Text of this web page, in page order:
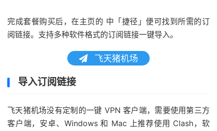
完成套餐购买后，在主页的 中「捷径」便可找到所需的订
阅链接。支持多种软件格式的订阅链接一键导入。
飞天猪机场
导入订阅链接
飞天猪机场没有定制的一键 VPN 客户端，需要使用第三方
客户端，安卓、Windows 和 Mac 上推荐使用 Clash，软